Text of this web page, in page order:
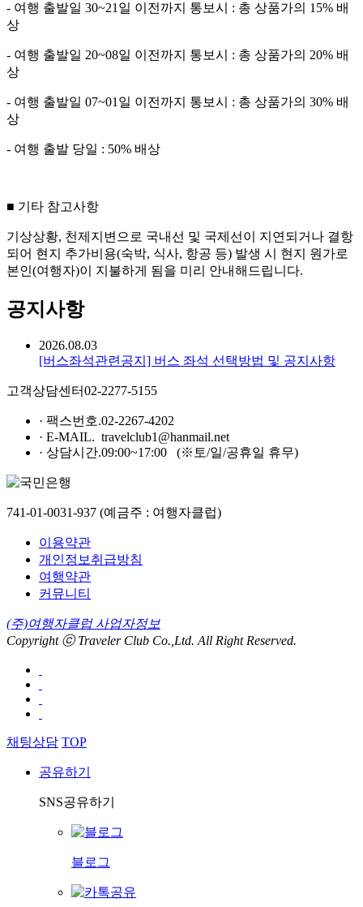
- 여행 출발일 30~21일 이전까지 통보시 : 총 상품가의 15% 배
상
- 여행 출발일 20~08일 이전까지 통보시 : 총 상품가의 20% 배
상
- 여행 출발일 07~01일 이전까지 통보시 : 총 상품가의 30% 배
상
- 여행 출발 당일 : 50% 배상
■ 기타 참고사항
기상상황, 천제지변으로 국내선 및 국제선이 지연되거나 결항
되어 현지 추가비용(숙박, 식사, 항공 등) 발생 시 현지 원가로
본인(여행자)이 지불하게 됨을 미리 안내해드립니다.
공지사항
2026.08.03
[버스좌석관련공지] 버스 좌석 선택방법 및 공지사항
고객상담센터02-2277-5155
· 팩스번호.02-2267-4202
· E-MAIL. travelclub1@hanmail.net
· 상담시간.09:00~17:00 (※토/일/공휴일 휴무)
741-01-0031-937 (예금주 : 여행자클럽)
이용약관
개인정보취급방침
여행약관
커뮤니티
(주)여행자클럽 사업자정보
Copyright ⓒ Traveler Club Co.,Ltd. All Right Reserved.
채팅상담 TOP
공유하기
SNS공유하기
블로그